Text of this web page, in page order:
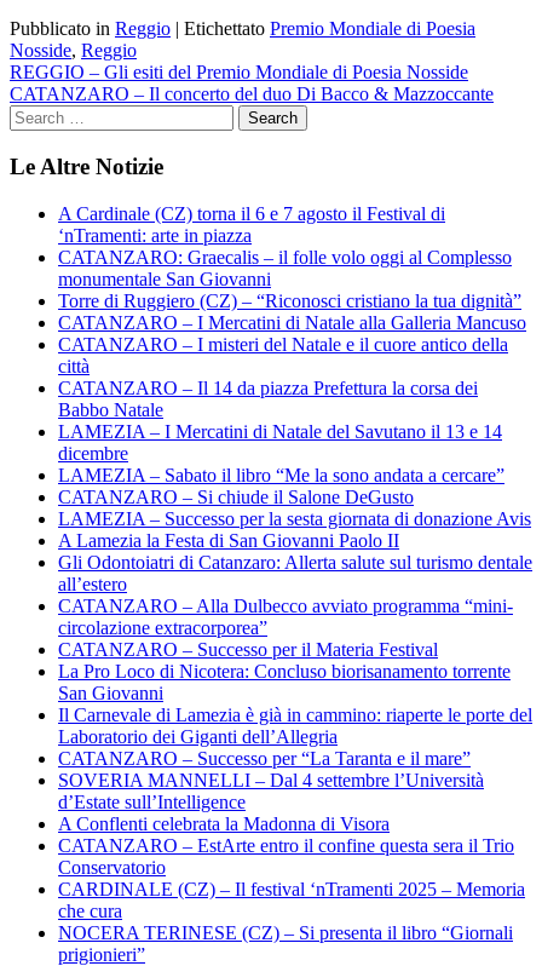
Pubblicato in Reggio | Etichettato Premio Mondiale di Poesia
Nosside, Reggio
Navigazione
articoli
REGGIO – Gli esiti del Premio Mondiale di Poesia Nosside
CATANZARO – Il concerto del duo Di Bacco & Mazzoccante
Le Altre Notizie
A Cardinale (CZ) torna il 6 e 7 agosto il Festival di
‘nTramenti: arte in piazza
CATANZARO: Graecalis – il folle volo oggi al Complesso
monumentale San Giovanni
Torre di Ruggiero (CZ) – “Riconosci cristiano la tua dignità”
CATANZARO – I Mercatini di Natale alla Galleria Mancuso
CATANZARO – I misteri del Natale e il cuore antico della
città
CATANZARO – Il 14 da piazza Prefettura la corsa dei
Babbo Natale
LAMEZIA – I Mercatini di Natale del Savutano il 13 e 14
dicembre
LAMEZIA – Sabato il libro “Me la sono andata a cercare”
CATANZARO – Si chiude il Salone DeGusto
LAMEZIA – Successo per la sesta giornata di donazione Avis
A Lamezia la Festa di San Giovanni Paolo II
Gli Odontoiatri di Catanzaro: Allerta salute sul turismo dentale
all’estero
CATANZARO – Alla Dulbecco avviato programma “mini-
circolazione extracorporea”
CATANZARO – Successo per il Materia Festival
La Pro Loco di Nicotera: Concluso biorisanamento torrente
San Giovanni
Il Carnevale di Lamezia è già in cammino: riaperte le porte del
Laboratorio dei Giganti dell’Allegria
CATANZARO – Successo per “La Taranta e il mare”
SOVERIA MANNELLI – Dal 4 settembre l’Università
d’Estate sull’Intelligence
A Conflenti celebrata la Madonna di Visora
CATANZARO – EstArte entro il confine questa sera il Trio
Conservatorio
CARDINALE (CZ) – Il festival ‘nTramenti 2025 – Memoria
che cura
NOCERA TERINESE (CZ) – Si presenta il libro “Giornali
prigionieri”